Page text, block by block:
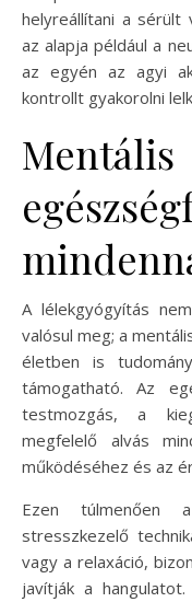
helyreállítani a sérült
az alapja például a
az egyén az agyi
kontrollt gyakorolni
Mentális
A lélekgyógyítás
valósul meg; a
életben is
támogatható. Az
testmozgás, a
megfelelő alvás
működéséhez és az
Ezen túlmenően
stresszkezelő
vagy a relaxáció,
javítják a